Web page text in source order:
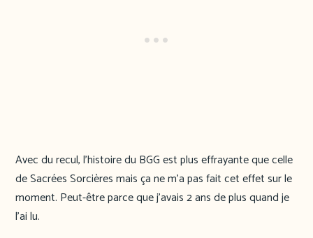
Avec du recul, l’histoire du BGG est plus effrayante que celle
de Sacrées Sorcières mais ça ne m’a pas fait cet effet sur le
moment. Peut-être parce que j’avais 2 ans de plus quand je
l’ai lu.